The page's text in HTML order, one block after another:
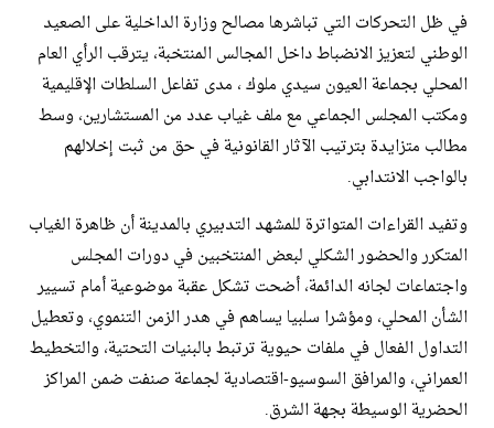
في ظل التحركات التي تباشرها مصالح وزارة الداخلية على الصعيد
الوطني لتعزيز الانضباط داخل المجالس المنتخبة، يترقب الرأي العام
المحلي بجماعة العيون سيدي ملوك ، مدى تفاعل السلطات الإقليمية
ومكتب المجلس الجماعي مع ملف غياب عدد من المستشارين، وسط
مطالب متزايدة بترتيب الآثار القانونية في حق من ثبت إخلالهم
بالواجب الانتدابي.
​وتفيد القراءات المتواترة للمشهد التدبيري بالمدينة أن ظاهرة الغياب
المتكرر والحضور الشكلي لبعض المنتخبين في دورات المجلس
واجتماعات لجانه الدائمة، أضحت تشكل عقبة موضوعية أمام تسيير
الشأن المحلي، ومؤشرا سلبيا يساهم في هدر الزمن التنموي، وتعطيل
التداول الفعال في ملفات حيوية ترتبط بالبنيات التحتية، والتخطيط
العمراني، والمرافق السوسيو-اقتصادية لجماعة صنفت ضمن المراكز
الحضرية الوسيطة بجهة الشرق.